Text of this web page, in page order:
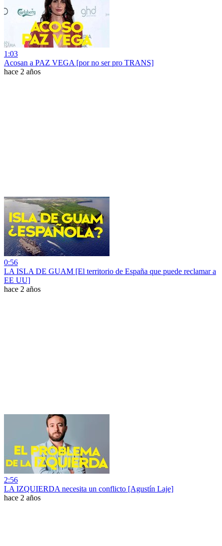
1:03
Acosan a PAZ VEGA [por no ser pro TRANS]
hace 2 años
0:56
LA ISLA DE GUAM [El territorio de España que puede reclamar a
EE UU]
hace 2 años
2:56
LA IZQUIERDA necesita un conflicto [Agustín Laje]
hace 2 años